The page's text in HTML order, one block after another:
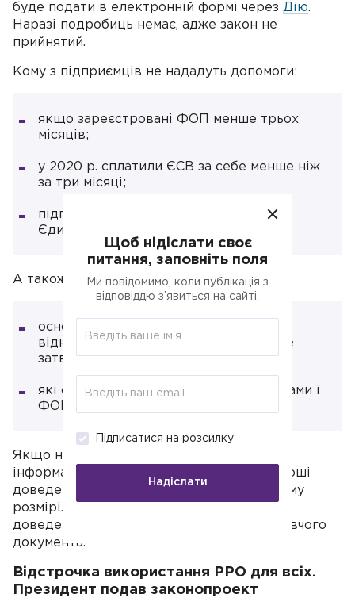
буде подати в електронній формі через Дію.
Наразі подробиць немає, адже закон не
прийнятий.
Кому з підприємців не нададуть допомоги:
якщо зареєстровані ФОП менше трьох
місяців;
у 2020 р. сплатили ЄСВ за себе менше ніж
за три місяці;
підприємницька діяльність за даними
Єдиного держреєстру припинена.
А також підприємцям:
основний КВЕД яких на 31.10.20 р. не
відносився до Переліку (який поки не
затверджений);
які одночасно є найманими працівниками і
ФОП.
Якщо надасте про себе недостовірну
інформацію та отримаєте допомогу, ці гроші
доведеться повернути в ПФУ в подвійному
розмірі. Не повернете добровільно —
доведеться це робити на підставі виконавчого
документа.
Відстрочка використання РРО для всіх.
Президент подав законопроект
Щоб нідіслати своє
питання, заповніть поля
Ми повідомимо, коли публікація з
відповіддю з’явиться на сайті.
Підписатися на розсилку
Надіслати